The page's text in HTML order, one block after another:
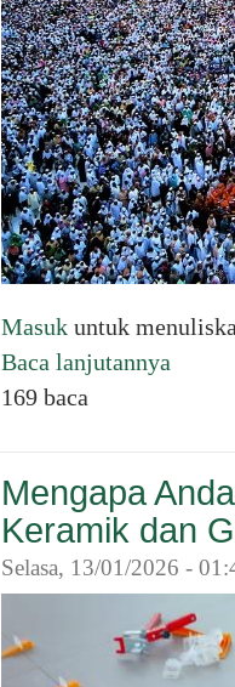
Masuk untuk
Baca lanjutannya
169 baca
Mengapa
Keramik dan
Selasa, 13/01/2026 -